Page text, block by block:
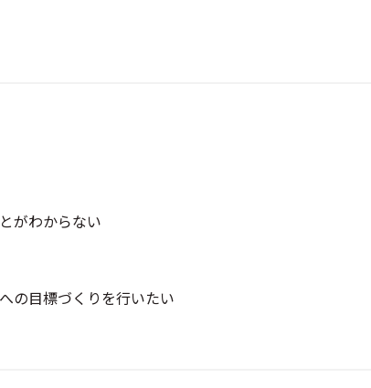
がわからない
の目標づくりを行いたい